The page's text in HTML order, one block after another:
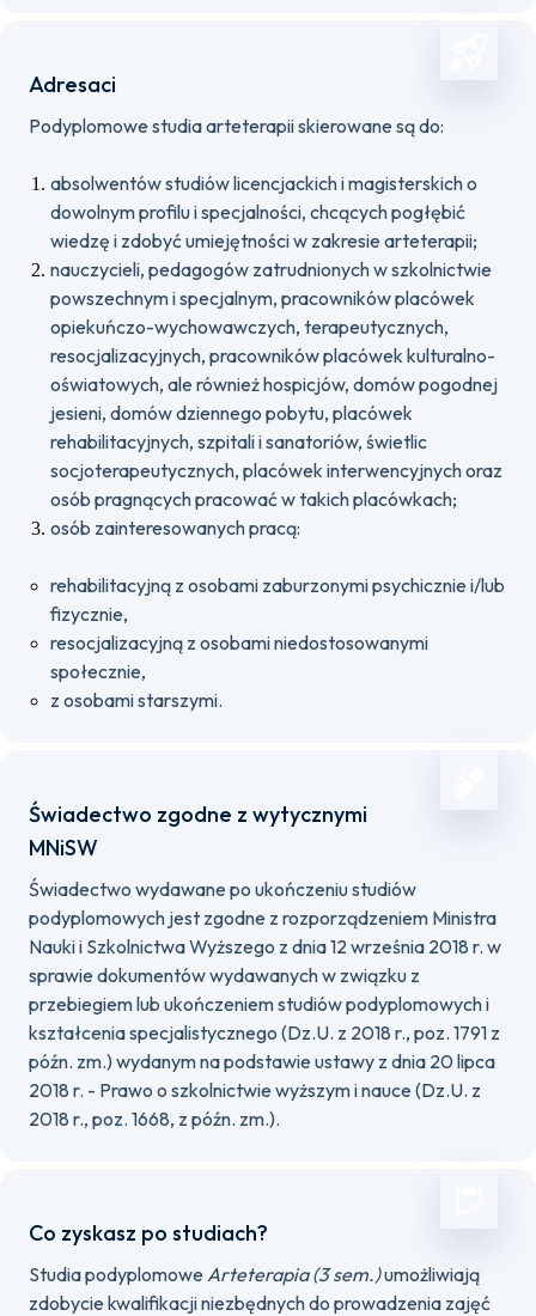
Adresaci
Podyplomowe studia arteterapii skierowane są do:
absolwentów studiów licencjackich i magisterskich o
dowolnym profilu i specjalności, chcących pogłębić
wiedzę i zdobyć umiejętności w zakresie arteterapii;
nauczycieli, pedagogów zatrudnionych w szkolnictwie
powszechnym i specjalnym, pracowników placówek
opiekuńczo-wychowawczych, terapeutycznych,
resocjalizacyjnych, pracowników placówek kulturalno-
oświatowych, ale również hospicjów, domów pogodnej
jesieni, domów dziennego pobytu, placówek
rehabilitacyjnych, szpitali i sanatoriów, świetlic
socjoterapeutycznych, placówek interwencyjnych oraz
osób pragnących pracować w takich placówkach;
osób zainteresowanych pracą:
rehabilitacyjną z osobami zaburzonymi psychicznie i/lub
fizycznie,
resocjalizacyjną z osobami niedostosowanymi
społecznie,
z osobami starszymi.
Świadectwo zgodne z wytycznymi
MNiSW
Świadectwo wydawane po ukończeniu studiów
podyplomowych jest zgodne z rozporządzeniem Ministra
Nauki i Szkolnictwa Wyższego z dnia 12 września 2018 r. w
sprawie dokumentów wydawanych w związku z
przebiegiem lub ukończeniem studiów podyplomowych i
kształcenia specjalistycznego (Dz.U. z 2018 r., poz. 1791 z
późn. zm.) wydanym na podstawie ustawy z dnia 20 lipca
2018 r. - Prawo o szkolnictwie wyższym i nauce (Dz.U. z
2018 r., poz. 1668, z późn. zm.).
Co zyskasz po studiach?
Studia podyplomowe Arteterapia (3 sem.)umożliwiają
zdobycie kwalifikacji niezbędnych do prowadzenia zajęć